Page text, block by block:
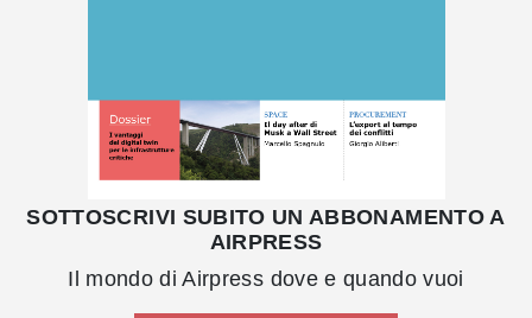
SOTTOSCRIVI SUBITO UN ABBONAMENTO A
AIRPRESS
Il mondo di Airpress dove e quando vuoi